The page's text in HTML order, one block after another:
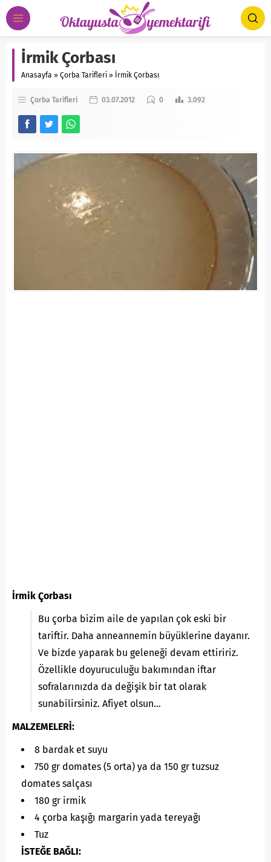
İrmik Çorbası
Anasayfa » Çorba Tarifleri » İrmik Çorbası
Çorba Tarifleri 03.07.2012 0 3.092
İrmik Çorbası
Bu çorba bizim aile de yapılan çok eski bir
tariftir. Daha anneannemin büyüklerine dayanır.
Ve bizde yaparak bu geleneği devam ettiririz.
Özellikle doyuruculuğu bakımından iftar
sofralarınızda da değişik bir tat olarak
sunabilirsiniz. Afiyet olsun…
MALZEMELERİ:
8 bardak et suyu
750 gr domates (5 orta) ya da 150 gr tuzsuz
domates salçası
180 gr irmik
4 çorba kaşığı margarin yada tereyağı
Tuz
İSTEĞE BAĞLI: